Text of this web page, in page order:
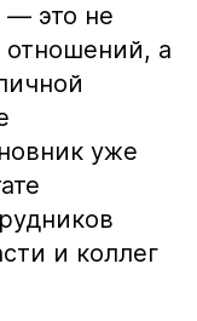
— это не
а
уже
и коллег